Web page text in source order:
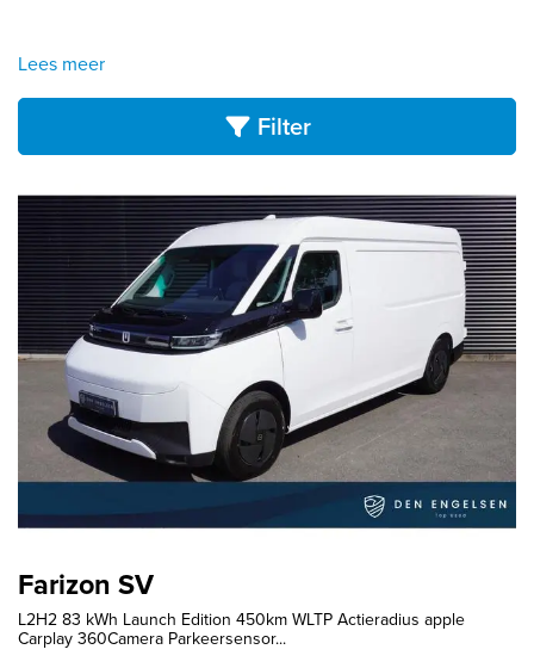
Lees meer
Filter
Farizon SV
L2H2 83 kWh Launch Edition 450km WLTP Actieradius apple
Carplay 360Camera Parkeersensor...